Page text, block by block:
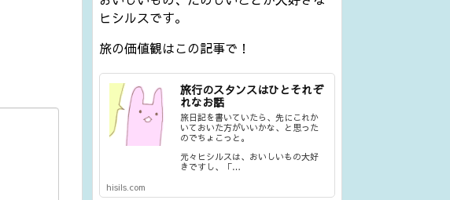
ヒシルスです。
旅の価値観はこの記事で！
旅行のスタンスはひとそれぞ
れなお話
旅日記を書いていたら、先にこれか
いておいた方がいいかな、と思った
のでちょこっと。
元々ヒシルスは、おいしいもの大好
きですし、「…
hisils.com